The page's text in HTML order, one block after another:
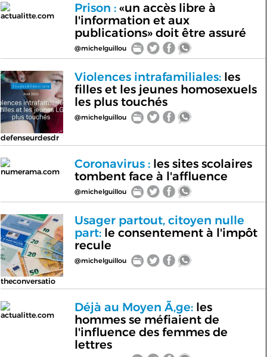
actualitte.com
Prison :«un accès libre à
l'information et aux
publications» doit être assuré
@michelguillou
defenseurdesdr
Violences intrafamiliales:les
filles et les jeunes homosexuels
les plus touchés
@michelguillou
numerama.com
Coronavirus :les sites scolaires
tombent face à l'affluence
@michelguillou
theconversatio
Usager partout, citoyen nulle
part:le consentement à l'impôt
recule
@michelguillou
actualitte.com
Déjà au Moyen Ã‚ge:les
hommes se méfiaient de
l'influence des femmes de
lettres